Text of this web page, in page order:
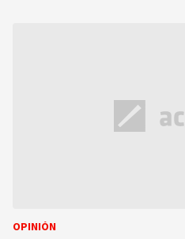
OPINIÓN